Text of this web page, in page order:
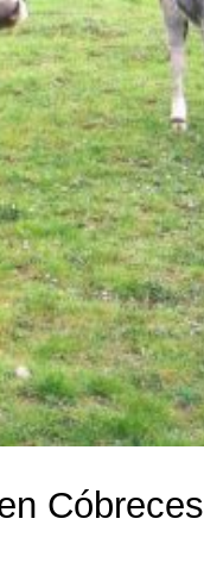
Cóbreces